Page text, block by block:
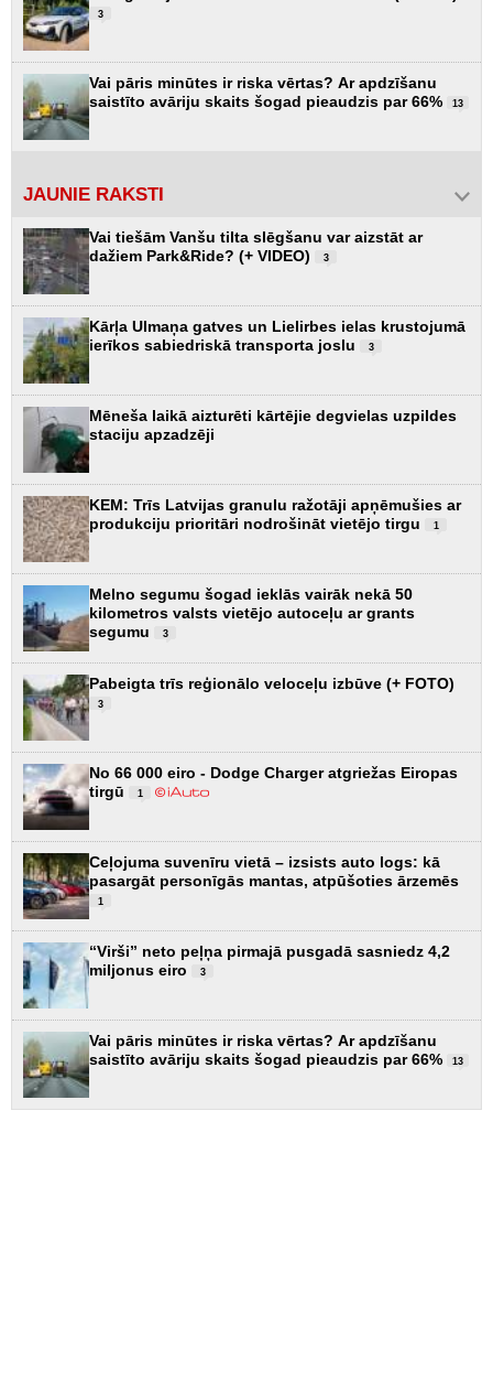
3
Vai pāris minūtes ir riska vērtas? Ar apdzīšanu
saistīto avāriju skaits šogad pieaudzis par 66%
13
JAUNIE RAKSTI
Vai tiešām Vanšu tilta slēgšanu var aizstāt ar
dažiem Park&Ride? (+ VIDEO)
3
Kārļa Ulmaņa gatves un Lielirbes ielas krustojumā
ierīkos sabiedriskā transporta joslu
3
Mēneša laikā aizturēti kārtējie degvielas uzpildes
staciju apzadzēji
KEM: Trīs Latvijas granulu ražotāji apņēmušies ar
produkciju prioritāri nodrošināt vietējo tirgu
1
Melno segumu šogad ieklās vairāk nekā 50
kilometros valsts vietējo autoceļu ar grants
segumu
3
Pabeigta trīs reģionālo veloceļu izbūve (+ FOTO)
3
No 66 000 eiro - Dodge Charger atgriežas Eiropas
tirgū
1
Ceļojuma suvenīru vietā – izsists auto logs: kā
pasargāt personīgās mantas, atpūšoties ārzemēs
1
“Virši” neto peļņa pirmajā pusgadā sasniedz 4,2
miljonus eiro
3
Vai pāris minūtes ir riska vērtas? Ar apdzīšanu
saistīto avāriju skaits šogad pieaudzis par 66%
13